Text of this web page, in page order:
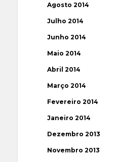
Agosto 2014
Julho 2014
Junho 2014
Maio 2014
Abril 2014
Março 2014
Fevereiro 2014
Janeiro 2014
Dezembro 2013
Novembro 2013